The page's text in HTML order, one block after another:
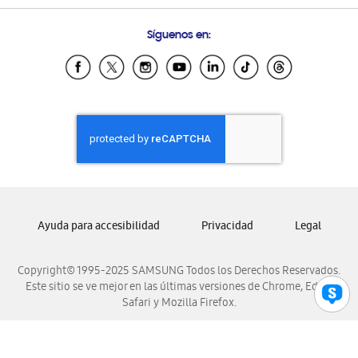
Samsung Ecuador
Samsung El Salvador
Samsung Honduras
Samsung Nicaragua
Samsung Panamá
Samsung Venezuela
Síguenos en:
Copyright© 1995-2025 SAMSUNG Todos los Derechos Reservados.
Este sitio se ve mejor en las últimas versiones de Chrome, Edge,
Safari y Mozilla Firefox.
Ayuda para accesibilidad Privacidad Legal